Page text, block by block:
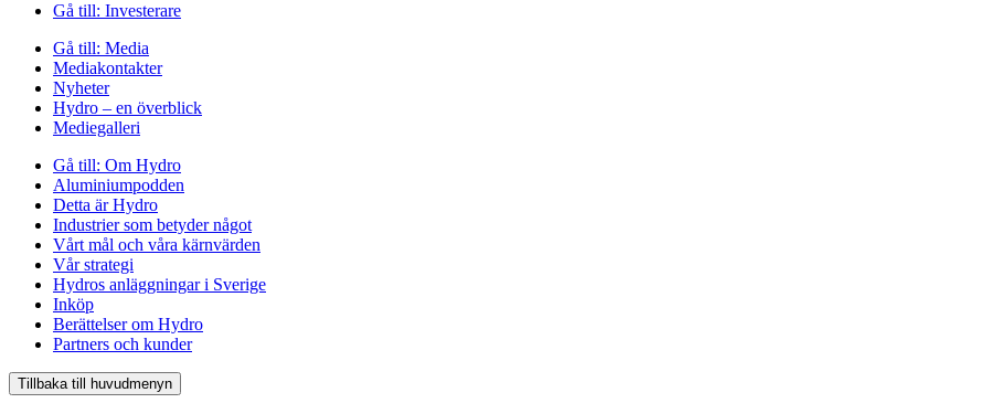
Gå till: Investerare
Gå till: Media
Mediakontakter
Nyheter
Hydro – en överblick
Mediegalleri
Gå till: Om Hydro
Aluminiumpodden
Detta är Hydro
Industrier som betyder något
Vårt mål och våra kärnvärden
Vår strategi
Hydros anläggningar i Sverige
Inköp
Berättelser om Hydro
Partners och kunder
Tillbaka till huvudmenyn